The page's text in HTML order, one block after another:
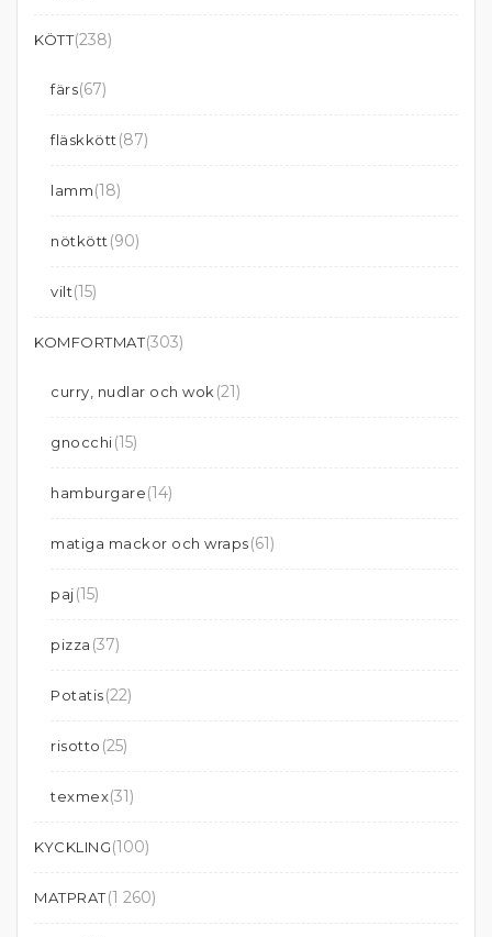
KÖTT(238)
färs(67)
fläskkött (87)
lamm(18)
nötkött (90)
vilt(15)
KOMFORTMAT(303)
curry, nudlar och wok (21)
gnocchi(15)
hamburgare(14)
matiga mackor och wraps(61)
paj(15)
pizza (37)
Potatis(22)
risotto (25)
texmex(31)
KYCKLING(100)
MATPRAT(1 260)